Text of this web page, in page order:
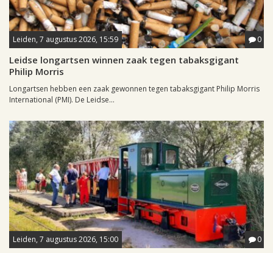
Leiden, 7 augustus 2026, 15:59 0
Leidse longartsen winnen zaak tegen tabaksgigant
Philip Morris
Longartsen hebben een zaak gewonnen tegen tabaksgigant Philip Morris
International (PMI). De Leidse...
Leiden, 7 augustus 2026, 15:00 0